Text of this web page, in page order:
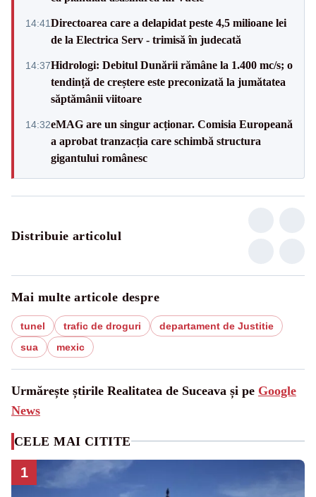
14:41Directoarea care a delapidat peste 4,5 milioane lei
de la Electrica Serv - trimisă în judecată
14:37Hidrologi: Debitul Dunării rămâne la 1.400 mc/s; o
tendință de creștere este preconizată la jumătatea
săptămânii viitoare
14:32eMAG are un singur acționar. Comisia Europeană
a aprobat tranzacția care schimbă structura
gigantului românesc
Distribuie articolul
Mai multe articole despre
tunel trafic de droguri
departament de Justitie
sua
mexic
Urmărește știrile Realitatea de Suceava și pe Google
News
CELE MAI CITITE
1